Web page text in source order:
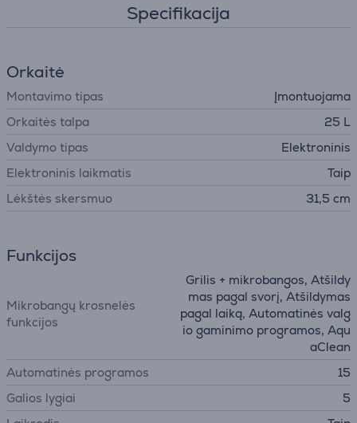
Specifikacija
Orkaitė
Montavimo tipas
Įmontuojama
Orkaitės talpa
25 L
Valdymo tipas
Elektroninis
Elektroninis laikmatis
Taip
Lėkštės skersmuo
31,5 cm
Funkcijos
Mikrobangų krosnelės
funkcijos
Grilis + mikrobangos, Atšildy
mas pagal svorį, Atšildymas
pagal laiką, Automatinės valg
io gaminimo programos, Aqu
aClean
Automatinės programos
15
Galios lygiai
5